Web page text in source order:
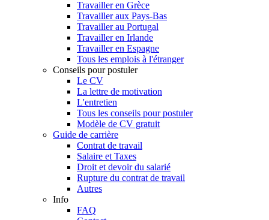
Travailler en Grèce
Travailler aux Pays-Bas
Travailler au Portugal
Travailler en Irlande
Travailler en Espagne
Tous les emplois à l'étranger
Conseils pour postuler
Le CV
La lettre de motivation
L'entretien
Tous les conseils pour postuler
Modèle de CV gratuit
Guide de carrière
Contrat de travail
Salaire et Taxes
Droit et devoir du salarié
Rupture du contrat de travail
Autres
Info
FAQ